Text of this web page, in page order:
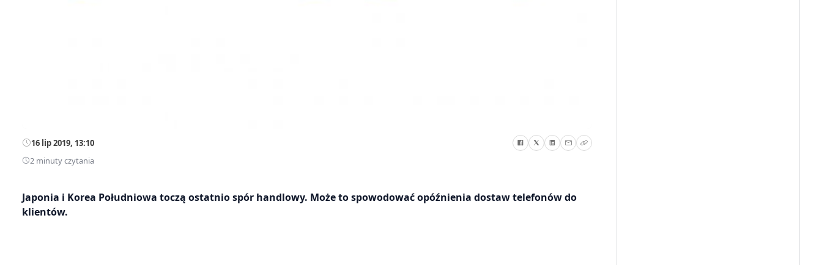
16 lip 2019, 13:10
2 minuty czytania
Japonia i Korea Południowa toczą ostatnio spór handlowy. Może to spowodować opóźnienia dostaw telefonów do
klientów.